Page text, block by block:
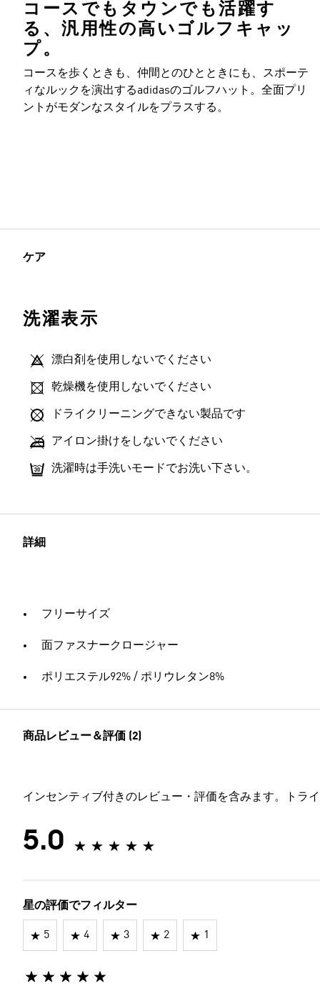
コースでもタウンでも活躍す
る、汎用性の高いゴルフキャッ
プ。
コースを歩くときも、仲間とのひとときにも、スポーテ
ィなルックを演出するadidasのゴルフハット。全面プリ
ントがモダンなスタイルをプラスする。
ケア
洗濯表示
漂白剤を使用しないでください
乾燥機を使用しないでください
ドライクリーニングできない製品です
アイロン掛けをしないでください
洗濯時は手洗いモードでお洗い下さい。
詳細
フリーサイズ
面ファスナークロージャー
ポリエステル92% / ポリウレタン8%
商品レビュー＆評価 (2)
インセンティブ付きのレビュー・評価を含みます。トラ
5.0
星の評価でフィルター
5 4 3 2 1